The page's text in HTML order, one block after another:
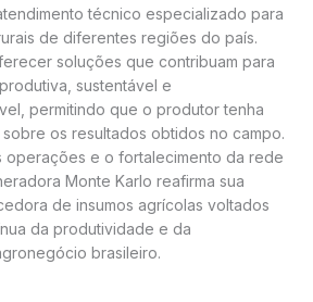
técnico especializado para
de diferentes regiões do país.
soluções que contribuam para
sustentável e
permitindo que o produtor tenha
os resultados obtidos no campo.
operações e o fortalecimento da rede
Monte Karlo reafirma sua
de insumos agrícolas voltados
da produtividade e da
brasileiro.